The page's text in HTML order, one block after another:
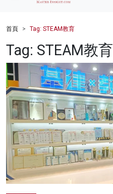
財經
健康
商業
科技
影片
名家榜
灼見活動
首頁 Tag: STEAM教育
Tag: STEAM教育